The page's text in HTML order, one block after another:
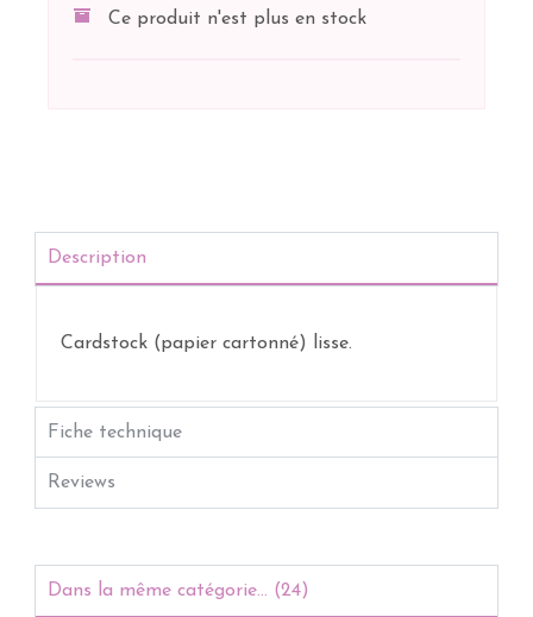
Ce produit n'est plus en stock
Description
Cardstock (papier cartonné) lisse.
Fiche technique
Reviews
Dans la même catégorie... (24)